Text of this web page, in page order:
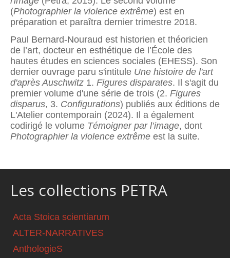
(Photographier la violence extrême) est en
préparation et paraîtra dernier trimestre 2018.
Paul Bernard-Nouraud est historien et théoricien
de l’art, docteur en esthétique de l’École des
hautes études en sciences sociales (EHESS). Son
dernier ouvrage paru s'intitule Une histoire de l'art
d'après Auschwitz 1. Figures disparates. Il s'agit du
premier volume d'une série de trois (2. Figures
disparus, 3. Configurations) publiés aux éditions de
L'Atelier contemporain (2024). Il a également
codirigé le volume Témoigner par l’image, dont
Photographier la violence extrême est la suite.
Les collections PETRA
Acta Stoica scientiarum
ALTER-NARRATIVES
AnthologieS